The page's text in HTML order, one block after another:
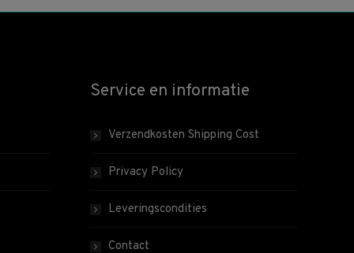
Service en informatie
Verzendkosten Shipping Cost
Privacy Policy
Leveringscondities
Contact